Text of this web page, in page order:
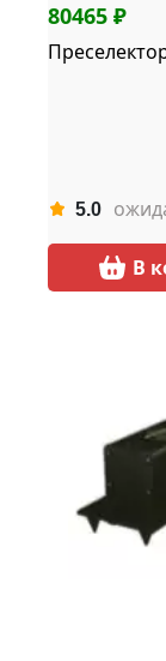
80465 ₽
5.0
В